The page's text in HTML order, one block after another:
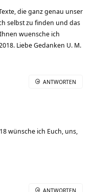
die ganz genau unser
selbst zu finden und das
wuensche ich
Liebe Gedanken U. M.
wünsche ich Euch, uns,
ANTWORTEN
ANTWORTEN